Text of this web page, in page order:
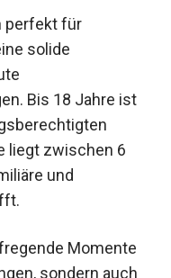
für
solide
Bis 18 Jahre ist
liegt zwischen 6
und
Momente